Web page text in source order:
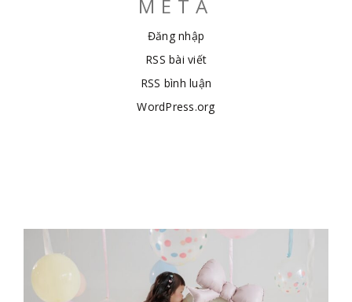
META
Đăng nhập
RSS bài viết
RSS bình luận
WordPress.org